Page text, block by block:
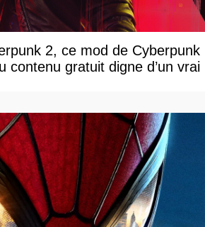
2, ce mod de Cyberpunk
contenu gratuit digne d’un vrai